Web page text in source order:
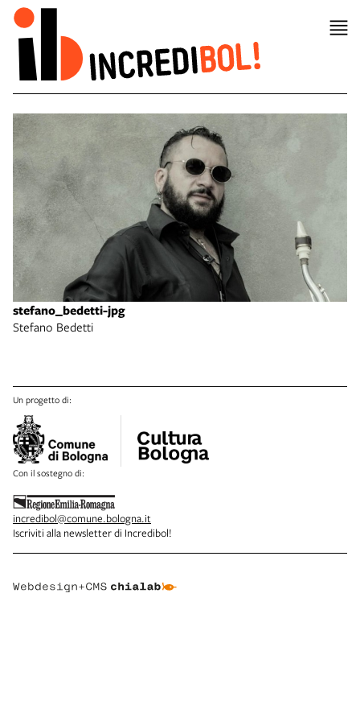
stefano_bedetti-jpg
Stefano Bedetti
Un progetto di:
Con il sostegno di:
incredibol@comune.bologna.it
Iscriviti alla newsletter di Incredibol!